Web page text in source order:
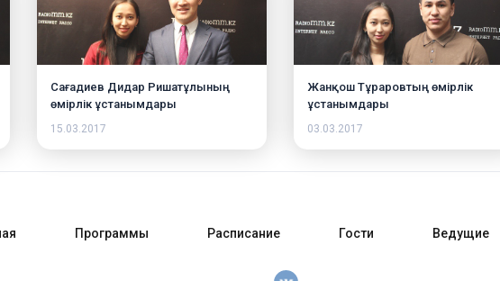
Сағадиев Дидар Ришатұлының
өмірлік ұстанымдары
15.03.2017
Жанқош Тұраровтың өмірлік
ұстанымдары
03.03.2017
Программы Расписание Гости Ведущие